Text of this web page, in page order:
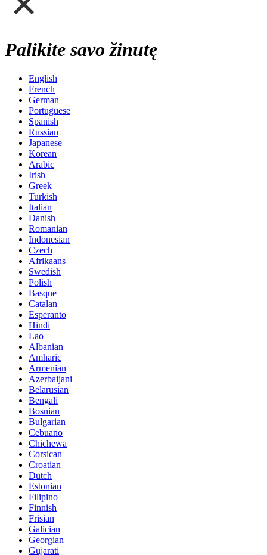
Palikite savo žinutę
English
French
German
Portuguese
Spanish
Russian
Japanese
Korean
Arabic
Irish
Greek
Turkish
Italian
Danish
Romanian
Indonesian
Czech
Afrikaans
Swedish
Polish
Basque
Catalan
Esperanto
Hindi
Lao
Albanian
Amharic
Armenian
Azerbaijani
Belarusian
Bengali
Bosnian
Bulgarian
Cebuano
Chichewa
Corsican
Croatian
Dutch
Estonian
Filipino
Finnish
Frisian
Galician
Georgian
Gujarati